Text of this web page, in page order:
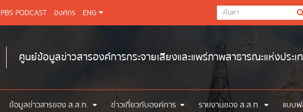
PODCAST องค์กร ENG
ศูนย์ข้อมูลข่าวสารองค์การกระจายเสียงและแพร่ภาพสาธารณะแห่งประเ
ข้อมูลข่าวสารของ ส.ส.ท. ข่าวเกี่ยวกับองค์การ รายงานของ ส.ส.ท. แบบ